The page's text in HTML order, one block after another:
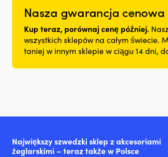
Nasza gwarancja
Kup teraz, porównaj cenę później.
wszystkich sklepów na całym świecie.
taniej w innym sklepie w ciągu 14 dni,
Największy szwedzki sklep z akcesoriami
żeglarskimi – teraz także w Polsce